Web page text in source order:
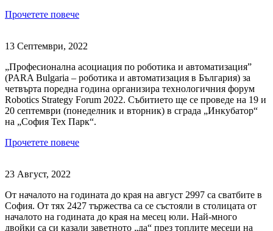
Прочетете повече
13 Септември, 2022
„Професионална асоциация по роботика и автоматизация”
(PARA Bulgaria – роботика и автоматизация в България) за
четвърта поредна година организира технологичния форум
Robotics Strategy Forum 2022. Събитието ще се проведе на 19 и
20 септември (понеделник и вторник) в сграда „Инкубатор“
на „София Тех Парк“.
Прочетете повече
23 Август, 2022
От началото на годината до края на август 2997 са сватбите в
София. От тях 2427 тържества са се състояли в столицата от
началото на годината до края на месец юли. Най-много
двойки са си казали заветното „да“ през топлите месеци на